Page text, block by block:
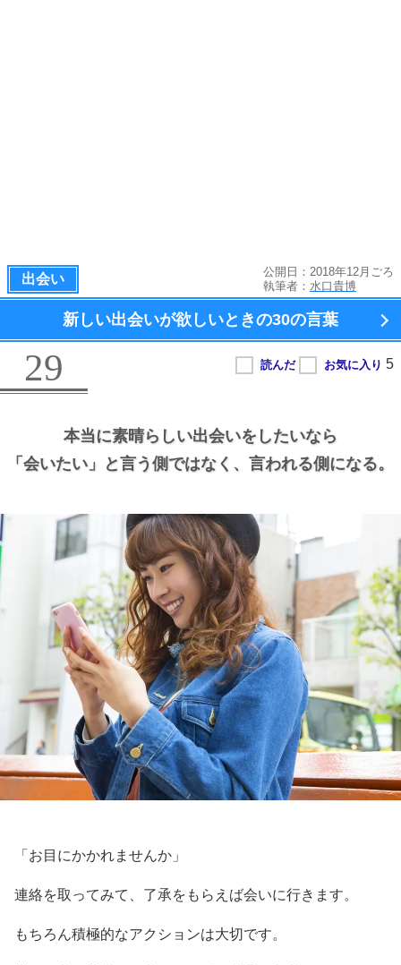
出会い
公開日：2018年12月ごろ
執筆者： 水口貴博
新しい出会いが欲しいときの30の言葉
29
本当に素晴らしい出会いをしたいなら
「会いたい」と言う側ではなく、 言われる側になる。
「お目にかかれませんか」
連絡を取ってみて、了承をもらえば会いに行きます。
もちろん積極的なアクションは大切です。